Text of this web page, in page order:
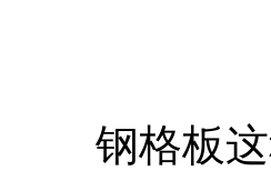
钢格板这